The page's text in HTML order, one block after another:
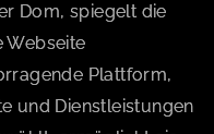
Dom, spiegelt die
Webseite
Plattform,
und Dienstleistungen